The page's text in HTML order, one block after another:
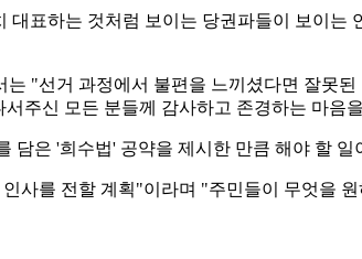
표하는 것처럼 보이는 당권파들이 보이
"선거 과정에서 불편을 느끼셨다면 잘못
주신 모든 분들께 감사하고 존경하는 마음
담은 '희수법' 공약을 제시한 만큼 해야 할
사를 전할 계획"이라며 "주민들이 무엇을